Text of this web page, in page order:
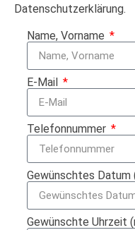
Datenschutzerklärung.
Name, Vorname
E-Mail
Telefonnummer
Gewünschtes Datum
Gewünschte Uhrzeit